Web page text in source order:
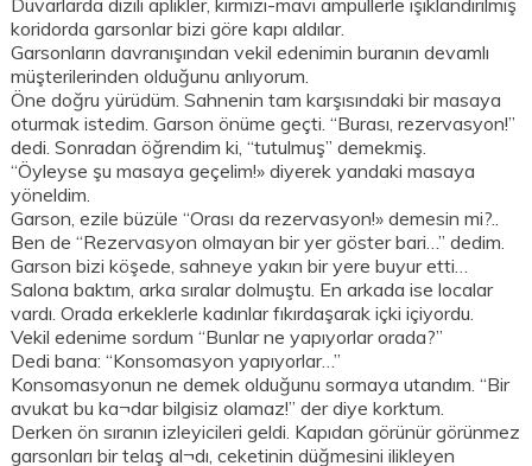
Duvarlarda dizili aplikler, kırmızı-mavi ampullerle ışıklandırılmış
koridorda garsonlar bizi göre kapı aldılar.
Garsonların davranışından vekil edenimin buranın devamlı
müşterilerinden olduğunu anlıyorum.
Öne doğru yürüdüm. Sahnenin tam karşısındaki bir masaya
oturmak istedim. Garson önüme geçti. “Burası, rezervasyon!”
dedi. Sonradan öğrendim ki, “tutulmuş” demekmiş.
“Öyleyse şu masaya geçelim!» diyerek yandaki masaya
yöneldim.
Garson, ezile büzüle “Orası da rezervasyon!» demesin mi?..
Ben de “Rezervasyon olmayan bir yer göster bari…” dedim.
Garson bizi köşede, sahneye yakın bir yere buyur etti…
Salona baktım, arka sıralar dolmuştu. En arkada ise localar
vardı. Orada erkeklerle kadınlar fıkırdaşarak içki içiyordu.
Vekil edenime sordum “Bunlar ne yapıyorlar orada?”
Dedi bana: “Konsomasyon yapıyorlar…”
Konsomasyonun ne demek olduğunu sormaya utandım. “Bir
avukat bu ka¬dar bilgisiz olamaz!” der diye korktum.
Derken ön sıranın izleyicileri geldi. Kapıdan görünür görünmez
garsonları bir telaş al¬dı, ceketinin düğmesini ilikleyen